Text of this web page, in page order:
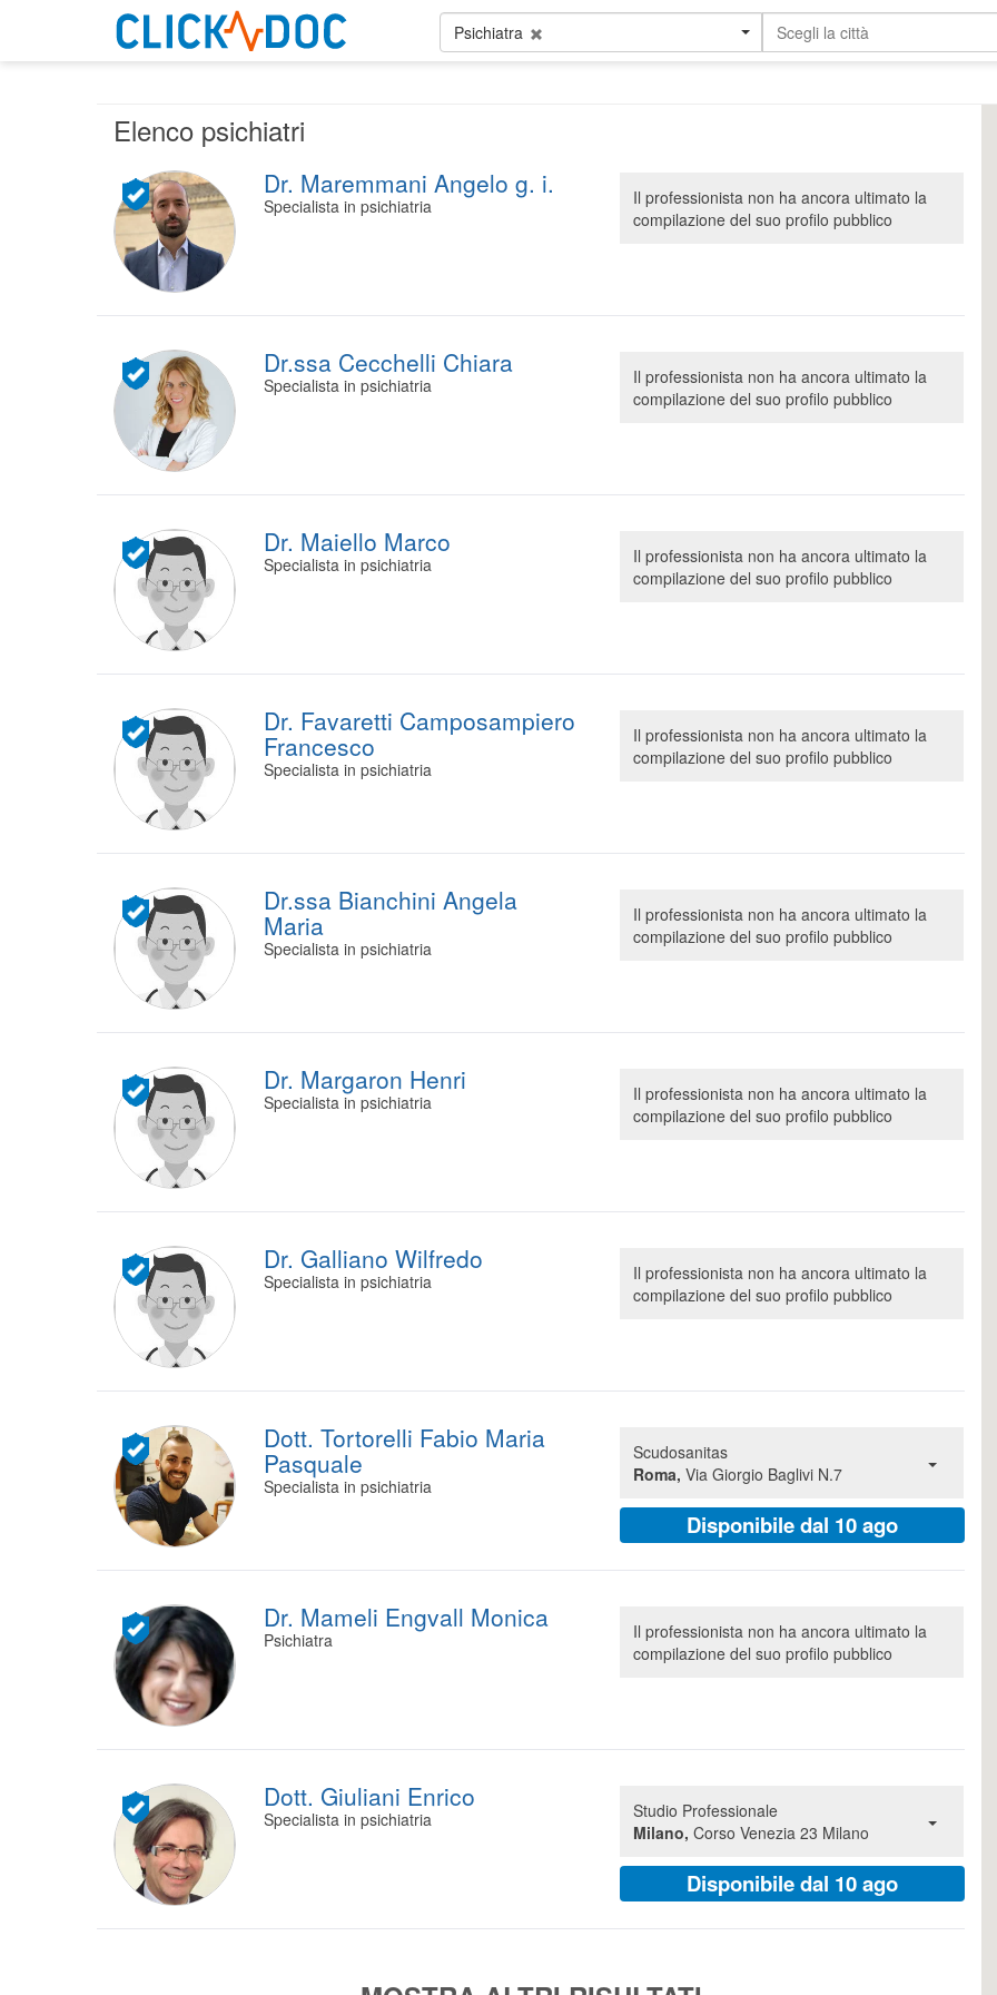
Psichiatra Scegli la città
Elenco psichiatri
Dr. Maremmani Angelo g. i.
Specialista in psichiatria
Il professionista non ha ancora ultimato la
compilazione del suo profilo pubblico
Dr.ssa Cecchelli Chiara
Specialista in psichiatria
Il professionista non ha ancora ultimato la
compilazione del suo profilo pubblico
Dr. Maiello Marco
Specialista in psichiatria
Il professionista non ha ancora ultimato la
compilazione del suo profilo pubblico
Dr. Favaretti Camposampiero
Francesco
Specialista in psichiatria
Il professionista non ha ancora ultimato la
compilazione del suo profilo pubblico
Dr.ssa Bianchini Angela
Maria
Specialista in psichiatria
Il professionista non ha ancora ultimato la
compilazione del suo profilo pubblico
Dr. Margaron Henri
Specialista in psichiatria
Il professionista non ha ancora ultimato la
compilazione del suo profilo pubblico
Dr. Galliano Wilfredo
Specialista in psichiatria
Il professionista non ha ancora ultimato la
compilazione del suo profilo pubblico
Dott. Tortorelli Fabio Maria
Pasquale
Specialista in psichiatria
Scudosanitas
Roma, Via Giorgio Baglivi N.7
Disponibile dal 10 ago
Dr. Mameli Engvall Monica
Psichiatra
Il professionista non ha ancora ultimato la
compilazione del suo profilo pubblico
Dott. Giuliani Enrico
Specialista in psichiatria
Studio Professionale
Milano, Corso Venezia 23 Milano
Disponibile dal 10 ago